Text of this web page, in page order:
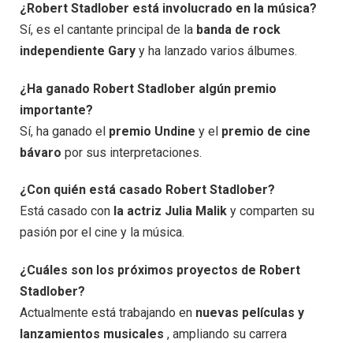
¿Robert Stadlober está involucrado en la música?
Sí, es el cantante principal de la banda de rock
independiente Gary y ha lanzado varios álbumes.
¿Ha ganado Robert Stadlober algún premio
importante?
Sí, ha ganado el premio Undine y el premio de cine
bávaro por sus interpretaciones.
¿Con quién está casado Robert Stadlober?
Está casado con la actriz Julia Malik y comparten su
pasión por el cine y la música.
¿Cuáles son los próximos proyectos de Robert
Stadlober?
Actualmente está trabajando en nuevas películas y
lanzamientos musicales , ampliando su carrera